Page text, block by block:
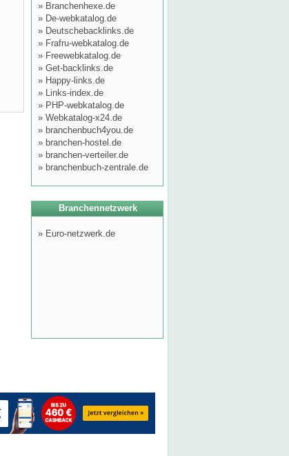
» Branchenhexe.de
» De-webkatalog.de
» Deutschebacklinks.de
» Frafru-webkatalog.de
» Freewebkatalog.de
» Get-backlinks.de
» Happy-links.de
» Links-index.de
» PHP-webkatalog.de
» Webkatalog-x24.de
» branchenbuch4you.de
» branchen-hostel.de
» branchen-verteiler.de
» branchenbuch-zentrale.de
Branchennetzwerk
» Euro-netzwerk.de